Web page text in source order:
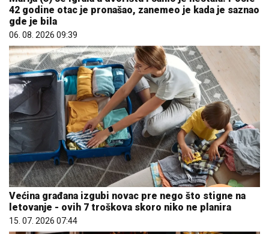
42 godine otac je pronašao, zanemeo je kada je saznao
gde je bila
06. 08. 2026 09:39
Većina građana izgubi novac pre nego što stigne na
letovanje - ovih 7 troškova skoro niko ne planira
15. 07. 2026 07:44